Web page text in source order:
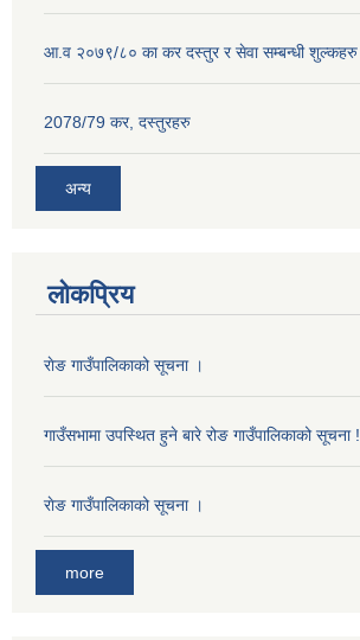
आ.व २०७९/८० का कर दस्तुर र सेवा सम्बन्धी शुल्कहरु
2078/79 कर, दस्तुरहरु
अन्य
लोकप्रिय
राेङ गाउँपालिकाको सूचना ।
गाउँसभामा उपस्थित हुने बारे रोङ गाउँपालिकाको सूचना !
राेङ गाउँपालिकाको सूचना ।
more